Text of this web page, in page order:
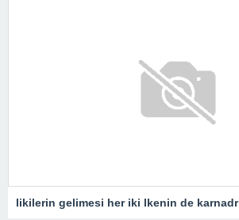
likilerin gelimesi her iki lkenin de karnadr